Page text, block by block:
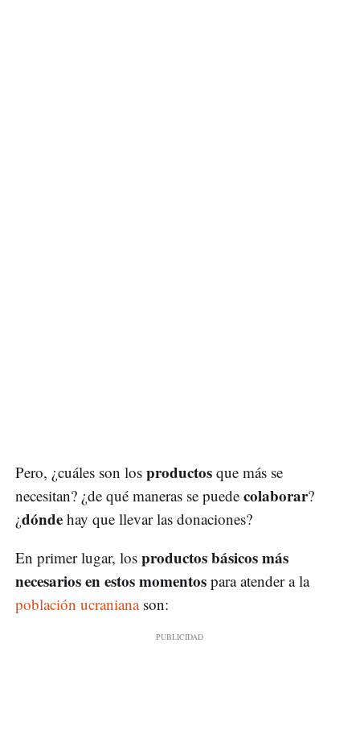
Pero, ¿cuáles son los productos que más se
necesitan? ¿de qué maneras se puede colaborar?
¿dónde hay que llevar las donaciones?
En primer lugar, los productos básicos más
necesarios en estos momentos para atender a la
población ucranianason: